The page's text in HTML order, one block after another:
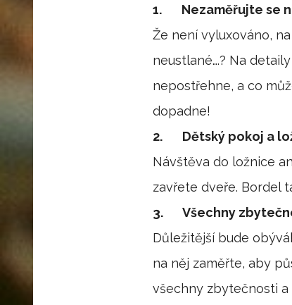
1. Nezaměřujte se
Že není vyluxováno,
neustlané….? Na
nepostřehne, a co
dopadne!
2. Dětský pokoj a
Návštěva do ložnice
zavřete dveře. Bordel
3. Všechny
Důležitější bude
na něj zaměřte, aby
všechny zbytečnosti